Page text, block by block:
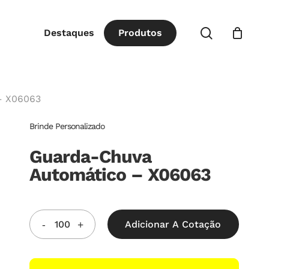
Destaques Produtos procurar
X06063
Brinde Personalizado
Guarda-Chuva
Automático – X06063
Adicionar A Cotação